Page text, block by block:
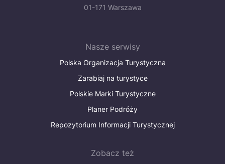
01-171 Warszawa
Nasze serwisy
Polska Organizacja Turystyczna
Zarabiaj na turystyce
Polskie Marki Turystyczne
Planer Podróży
Repozytorium Informacji Turystycznej
Zobacz też